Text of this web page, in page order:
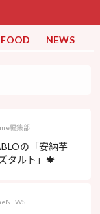
FOOD NEWS
編集部
の「安納芋
タルト」🍁